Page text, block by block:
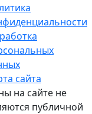
сайта
на сайте не
публичной